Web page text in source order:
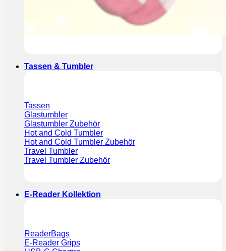
Tassen & Tumbler
Tassen
Glastumbler
Glastumbler Zubehör
Hot and Cold Tumbler
Hot and Cold Tumbler Zubehör
Travel Tumbler
Travel Tumbler Zubehör
E-Reader Kollektion
ReaderBags
E-Reader Grips